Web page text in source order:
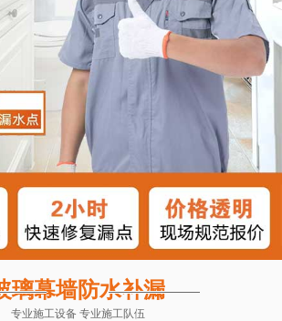
璃幕墙防水补漏
专业施工设备 专业施工队伍